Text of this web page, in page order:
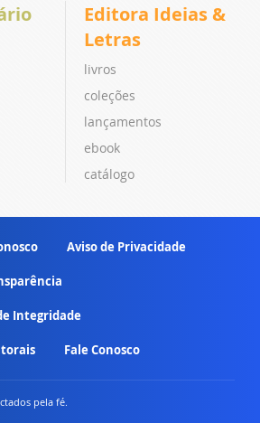
Editora Ideias &
Letras
livros
coleções
lançamentos
ebook
catálogo
Aviso de Privacidade
Integridade
Fale Conosco
pela fé.